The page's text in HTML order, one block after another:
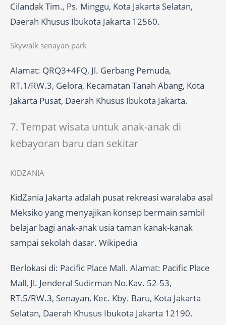
Cilandak Tim., Ps. Minggu, Kota Jakarta Selatan,
Daerah Khusus Ibukota Jakarta 12560.
Skywalk senayan park
Alamat: QRQ3+4FQ, Jl. Gerbang Pemuda,
RT.1/RW.3, Gelora, Kecamatan Tanah Abang, Kota
Jakarta Pusat, Daerah Khusus Ibukota Jakarta.
7. Tempat wisata untuk anak-anak di
kebayoran baru dan sekitar
KIDZANIA
KidZania Jakarta adalah pusat rekreasi waralaba asal
Meksiko yang menyajikan konsep bermain sambil
belajar bagi anak-anak usia taman kanak-kanak
sampai sekolah dasar. Wikipedia
Berlokasi di: Pacific Place Mall. Alamat: Pacific Place
Mall, Jl. Jenderal Sudirman No.Kav. 52-53,
RT.5/RW.3, Senayan, Kec. Kby. Baru, Kota Jakarta
Selatan, Daerah Khusus Ibukota Jakarta 12190.